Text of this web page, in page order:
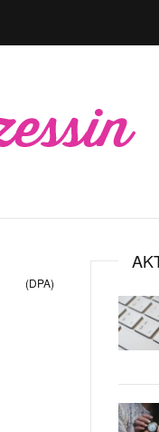
(DPA)